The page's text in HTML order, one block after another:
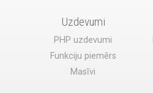
Uzdevumi
PHP uzdevumi
Funkciju piemērs
Masīvi